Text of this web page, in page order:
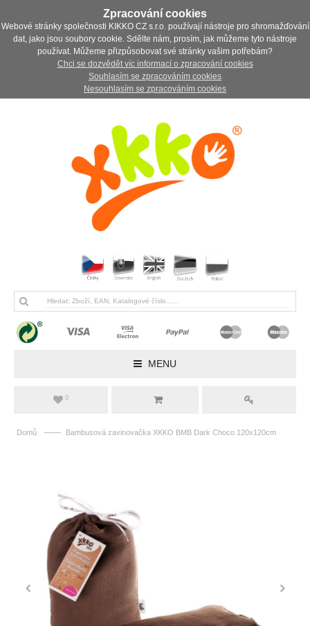
Zpracování cookies
Webové stránky společnosti KIKKO CZ s.r.o. používají nástroje pro shromažďování
dat, jako jsou soubory cookie. Sdělte nám, prosím, jak můžeme tyto nástroje
používat. Můžeme přizpůsobovat své stránky vašim potřebám?
Chci se dozvědět víc informací o zpracování cookies
Souhlasím se zpracováním cookies
Nesouhlasím se zpracováním cookies
MENU
0
Domů —— Bambusová zavinovačka XKKO BMB Dark Choco 120x120cm